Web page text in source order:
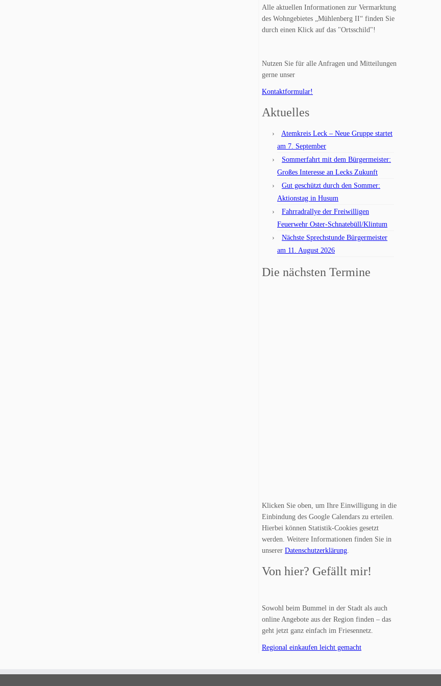
Alle aktuellen Informationen zur Vermarktung
des Wohngebietes „Mühlenberg II“ finden Sie
durch einen Klick auf das "Ortsschild"!
Nutzen Sie für alle Anfragen und Mitteilungen
gerne unser
Kontaktformular!
Aktuelles
Atemkreis Leck – Neue Gruppe startet
am 7. September
Sommerfahrt mit dem Bürgermeister:
Großes Interesse an Lecks Zukunft
Gut geschützt durch den Sommer:
Aktionstag in Husum
Fahrradrallye der Freiwilligen
Feuerwehr Oster-Schnatebüll/Klintum
Nächste Sprechstunde Bürgermeister
am 11. August 2026
Die nächsten Termine
Klicken Sie oben, um Ihre Einwilligung in die
Einbindung des Google Calendars zu erteilen.
Hierbei können Statistik-Cookies gesetzt
werden. Weitere Informationen finden Sie in
unserer Datenschutzerklärung.
Von hier? Gefällt mir!
Sowohl beim Bummel in der Stadt als auch
online Angebote aus der Region finden – das
geht jetzt ganz einfach im Friesennetz.
Regional einkaufen leicht gemacht